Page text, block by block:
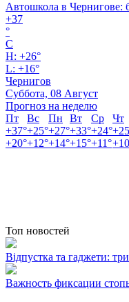
Автошкола в Чернигове:
+37
°
C
H: +26°
L: +16°
Чернигов
Суббота, 08 Август
Прогноз на неделю
Пт
Вс Пн Вт Ср
Чт
+37°+25°+27°+33°+24°+
+20°+12°+14°+15°+11°+
Топ новостей
Відпустка та гаджети:
Важность фиксации